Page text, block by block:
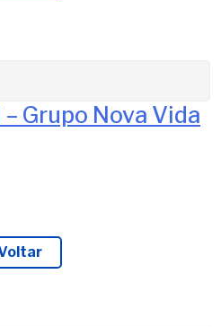
Grupo Nova Vida